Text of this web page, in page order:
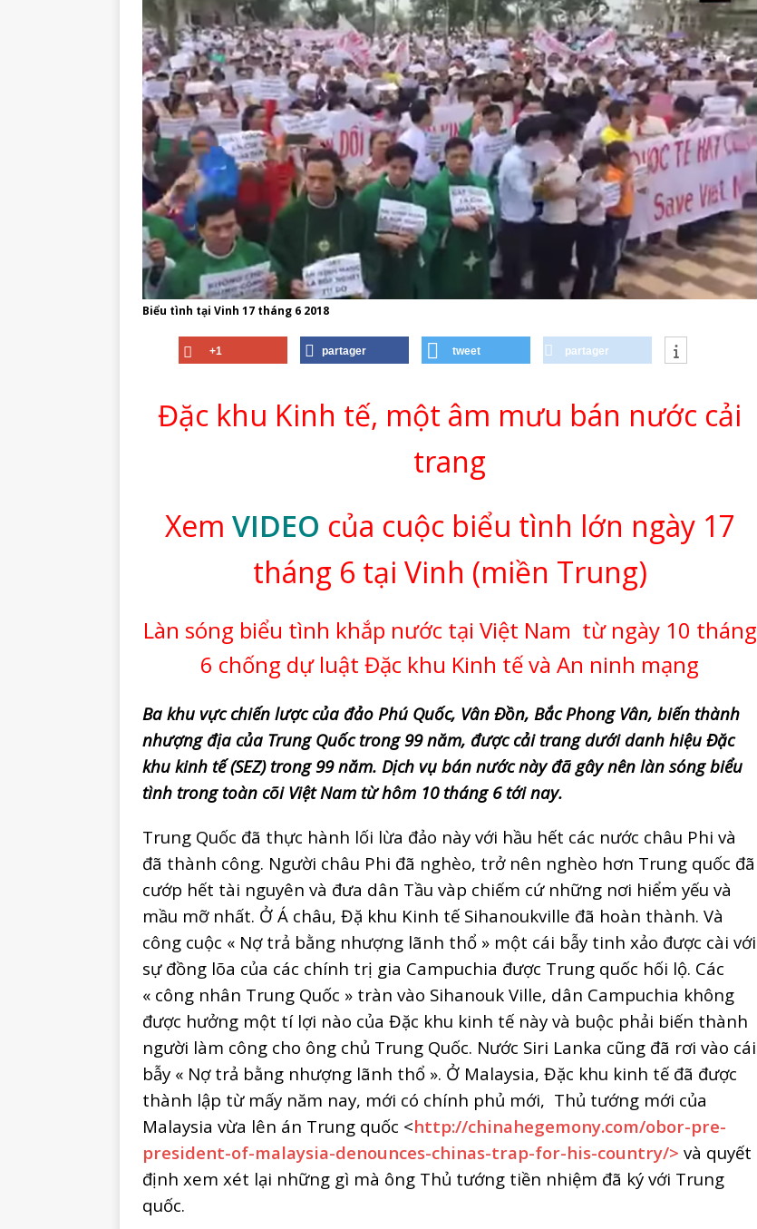
Biểu tình tại Vinh 17 tháng 6 2018
+1 partager tweet partager
Đặc khu Kinh tế, một âm mưu bán nước cải
trang
Xem VIDEO của cuộc biểu tình lớn ngày 17
tháng 6 tại Vinh (miền Trung)
Làn sóng biểu tình khắp nước tại Việt Nam từ ngày 10 tháng
6 chống dự luật Đặc khu Kinh tế và An ninh mạng
Ba khu vực chiến lược của đảo Phú Quốc, Vân Đồn, Bắc Phong Vân, biến thành
nhượng địa của Trung Quốc trong 99 năm, được cải trang dưới danh hiệu Đặc
khu kinh tế (SEZ) trong 99 năm. Dịch vụ bán nước này đã gây nên làn sóng biểu
tình trong toàn cõi Việt Nam từ hôm 10 tháng 6 tới nay.
Trung Quốc đã thực hành lối lừa đảo này với hầu hết các nước châu Phi và
đã thành công. Người châu Phi đã nghèo, trở nên nghèo hơn Trung quốc đã
cướp hết tài nguyên và đưa dân Tầu vàp chiếm cứ những nơi hiểm yếu và
mầu mỡ nhất. Ở Á châu, Đặ khu Kinh tế Sihanoukville đã hoàn thành. Và
công cuộc « Nợ trả bằng nhượng lãnh thổ » một cái bẫy tinh xảo được cài với
sự đồng lõa của các chính trị gia Campuchia được Trung quốc hối lộ. Các
« công nhân Trung Quốc » tràn vào Sihanouk Ville, dân Campuchia không
được hưởng một tí lợi nào của Đặc khu kinh tế này và buộc phải biến thành
người làm công cho ông chủ Trung Quốc. Nước Siri Lanka cũng đã rơi vào cái
bẫy « Nợ trả bằng nhượng lãnh thổ ». Ở Malaysia, Đặc khu kinh tế đã được
thành lập từ mấy năm nay, mới có chính phủ mới, Thủ tướng mới của
Malaysia vừa lên án Trung quốc <http://chinahegemony.com/obor-pre-
president-of-malaysia-denounces-chinas-trap-for-his-country/> và quyết
định xem xét lại những gì mà ông Thủ tướng tiền nhiệm đã ký với Trung
quốc.